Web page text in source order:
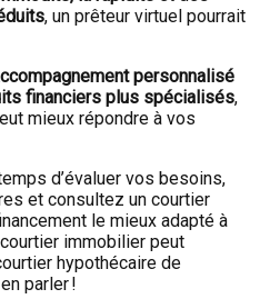
, un prêteur virtuel pourrait
personnalisé
financiers plus spécialisés,
mieux répondre à vos
d’évaluer vos besoins,
et consultez un courtier
le mieux adapté à
immobilier peut
hypothécaire de
parler !